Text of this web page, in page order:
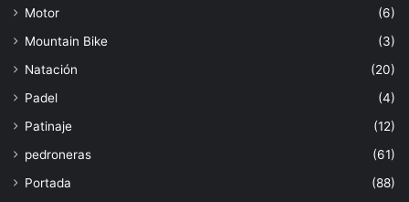
Motor
(6)
Mountain Bike
(3)
Natación
(20)
Padel
(4)
Patinaje
(12)
pedroneras
(61)
Portada
(88)